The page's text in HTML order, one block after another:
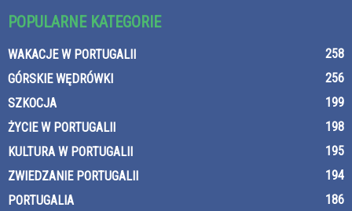
POPULARNE KATEGORIE
WAKACJE W PORTUGALII
258
GÓRSKIE WĘDRÓWKI
256
SZKOCJA
199
ŻYCIE W PORTUGALII
198
KULTURA W PORTUGALII
195
ZWIEDZANIE PORTUGALII
194
PORTUGALIA
186